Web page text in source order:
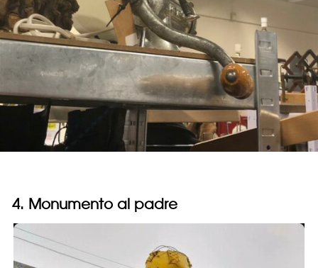
4. Monumento al padre